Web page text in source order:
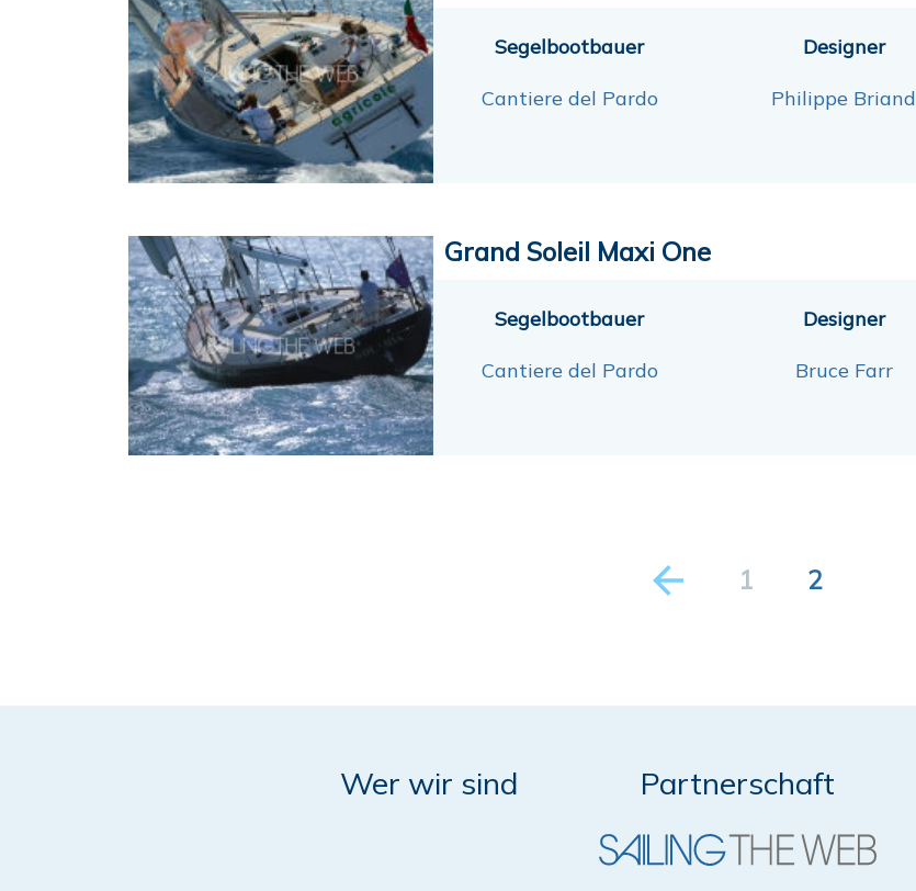
Segelbootbauer
Cantiere del Pardo
Designer
Philippe Briand
Grand Soleil Maxi One
Segelbootbauer
Cantiere del Pardo
Designer
Bruce Farr
1 2
Wer wir sind Partnerschaft